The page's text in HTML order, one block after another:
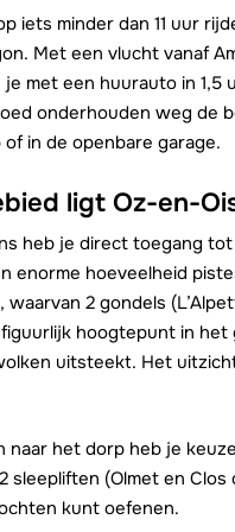
iets minder dan 11 uur
Met een vlucht vanaf
met een huurauto in
onderhouden weg de
in de openbare garage.
ligt Oz-en-
heb je direct toegang
enorme hoeveelheid
2 gondels
hoogtepunt in het
uitsteekt. Het
naar het dorp heb je
sleepliften (Olmet en
kunt oefenen.